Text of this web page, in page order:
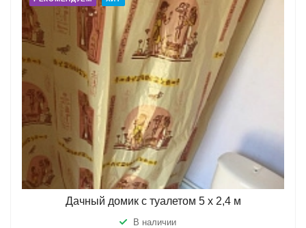
Дачный домик с туалетом 5 х 2,4 м
В наличии